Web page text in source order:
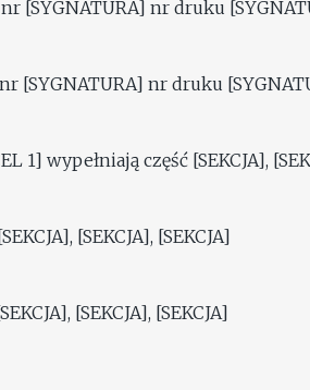
[SYGNATURA] nr druku
[SYGNATURA] nr druku
1] wypełniają część [SEKCJA],
[SEKCJA], [SEKCJA]
[SEKCJA], [SEKCJA]